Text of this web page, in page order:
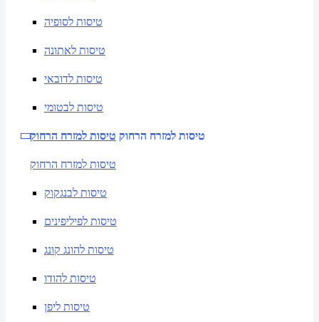
טיסות לסופיה
טיסות לאתונה
טיסות לדובאי
טיסות לבטומי
טיסות למזרח הרחוק טיסות למזרח הרחוק
טיסות למזרח הרחוק
טיסות לבנגקוק
טיסות לפיליפינים
טיסות להונג קונג
טיסות להודו
טיסות ליפן